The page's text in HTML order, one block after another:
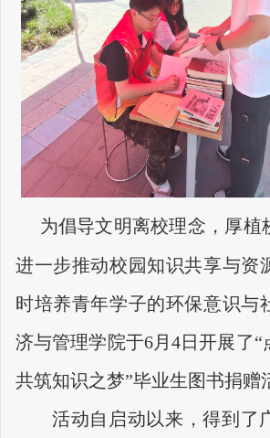
为倡导文明离校理念，厚植
进一步推动校园知识共享与资
时培养青年学子的环保意识与
济与管理学院于6月4日开展了“
共筑知识之梦”毕业生图书捐赠
活动自启动以来，得到了